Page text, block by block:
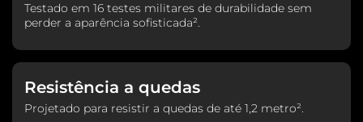
Altura (mm): 154,1
Testado em 16 testes militares de durabilidade sem
perder a aparência sofisticada².
Resistência a quedas
Projetado para resistir a quedas de até 1,2 metro².